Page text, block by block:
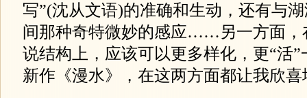
写”(沈从文语)的准确和生动，还有与
间那种奇特微妙的感应……另一方面，
说结构上，应该可以更多样化，更“活
新作《漫水》，在这两方面都让我欣